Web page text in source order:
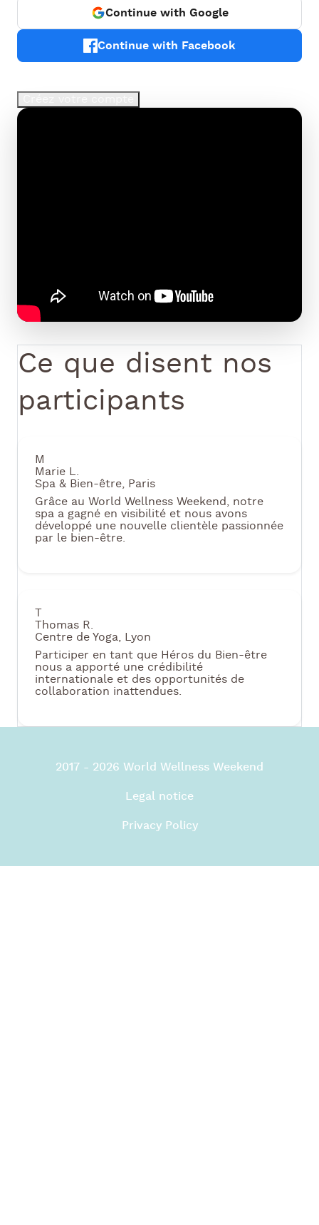
Continue with Google
Continue with Facebook
Ce que disent nos
participants
M
Marie L.
Spa & Bien-être, Paris
Grâce au World Wellness Weekend, notre
spa a gagné en visibilité et nous avons
développé une nouvelle clientèle passionnée
par le bien-être.
T
Thomas R.
Centre de Yoga, Lyon
Participer en tant que Héros du Bien-être
nous a apporté une crédibilité
internationale et des opportunités de
collaboration inattendues.
2017 - 2026 World Wellness Weekend
Legal notice
Privacy Policy